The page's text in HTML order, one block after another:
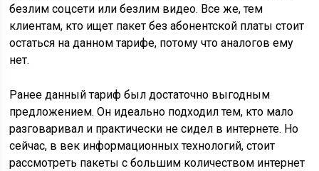
безлим соцсети или безлим видео. Все же, тем
клиентам, кто ищет пакет без абонентской платы стоит
остаться на данном тарифе, потому что аналогов ему
нет.
Ранее данный тариф был достаточно выгодным
предложением. Он идеально подходил тем, кто мало
разговаривал и практически не сидел в интернете. Но
сейчас, в век информационных технологий, стоит
рассмотреть пакеты с большим количеством интернет